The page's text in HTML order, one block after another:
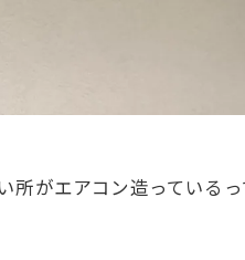
がエアコン造っている